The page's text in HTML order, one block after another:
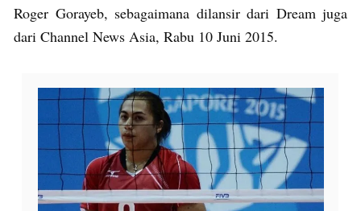
Roger Gorayeb, sebagaimana dilansir dari Dream juga
dari Channel News Asia, Rabu 10 Juni 2015.